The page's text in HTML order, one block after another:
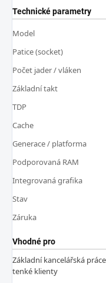
Technické parametry
Model
Patice (socket)
Počet jader / vláken
Základní takt
TDP
Cache
Generace / platforma
Podporovaná RAM
Integrovaná grafika
Stav
Záruka
Vhodné pro
Základní kancelářská
tenké klienty